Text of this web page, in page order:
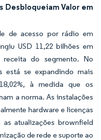
Desbloqueiam Valor em
de acesso por rádio em
USD 11,22 bilhões em
receita do segmento. No
está se expandindo mais
à medida que os
a norma. As instalações
hardware e licenças
atualizações brownfield
de rede e suporte ao